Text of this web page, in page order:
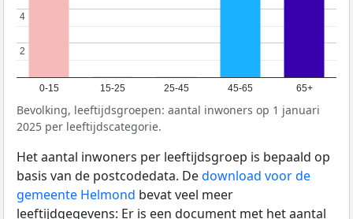
0-15 15-25 25-45 45-65 65+
2
2
4
4
Bevolking, leeftijdsgroepen: aantal inwoners op 1 januari
2025 per leeftijdscategorie.
Het aantal inwoners per leeftijdsgroep is bepaald op
basis van de postcodedata. Dedownload voor de
gemeente Helmond bevat veel meer
leeftijdgegevens: Er is een document met het aantal